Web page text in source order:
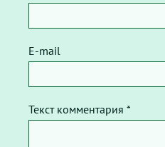
E-mail
Текст комментария *